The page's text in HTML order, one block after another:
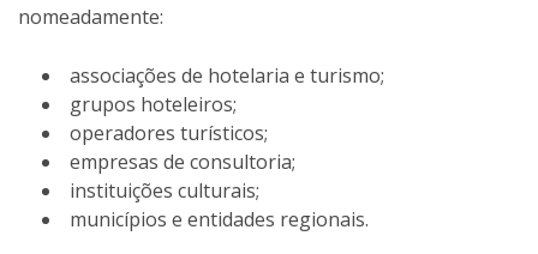
nomeadamente:
associações de hotelaria e turismo;
grupos hoteleiros;
operadores turísticos;
empresas de consultoria;
instituições culturais;
municípios e entidades regionais.